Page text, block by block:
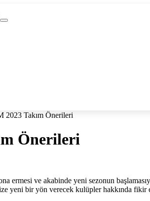
2023 Takım Önerileri
Önerileri
ermesi ve akabinde yeni sezonun
yeni bir yön verecek kulüpler hakkında fikir